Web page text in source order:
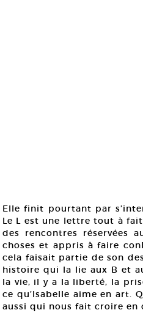
Elle finit pourtant par
Le L est une lettre tout à
des rencontres réservées
choses et appris à faire
cela faisait partie de son
histoire qui la lie aux B et
la vie, il y a la liberté, la
ce qu’Isabelle aime en art.
aussi qui nous fait croire en